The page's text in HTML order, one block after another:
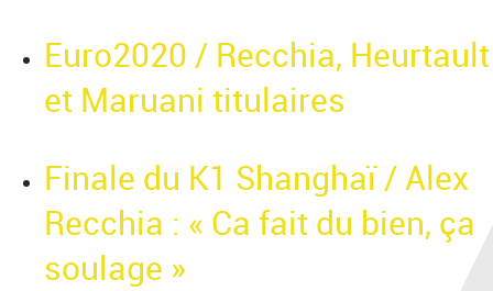
Euro2020 / Recchia, Heurtault
et Maruani titulaires
Finale du K1 Shanghaï / Alex
Recchia : « Ca fait du bien, ça
soulage »